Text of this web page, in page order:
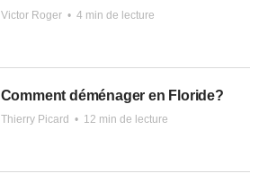
Victor Roger • 4 min de lecture
Comment déménager en Floride?
Thierry Picard • 12 min de lecture